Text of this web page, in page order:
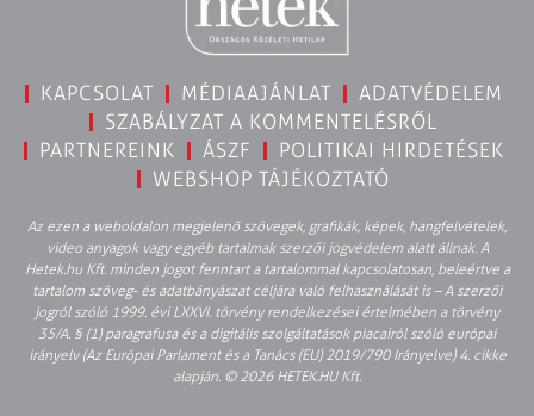
KAPCSOLAT MÉDIAAJÁNLAT
ADATVÉDELEM
SZABÁLYZAT A KOMMENTELÉSRŐL
PARTNEREINK
ÁSZF
POLITIKAI HIRDETÉSEK
WEBSHOP TÁJÉKOZTATÓ
Az ezen a weboldalon megjelenő szövegek, grafikák, képek, hangfelvételek,
video anyagok vagy egyéb tartalmak szerzői jogvédelem alatt állnak. A
Hetek.hu Kft. minden jogot fenntart a tartalommal kapcsolatosan, beleértve a
tartalom szöveg- és adatbányászat céljára való felhasználását is – A szerzői
jogról szóló 1999. évi LXXVI. törvény rendelkezései értelmében a törvény
35/A. § (1) paragrafusa és a digitális szolgáltatások piacairól szóló európai
irányelv (Az Európai Parlament és a Tanács (EU) 2019/790 Irányelve) 4. cikke
alapján. © 2026 HETEK.HU Kft.